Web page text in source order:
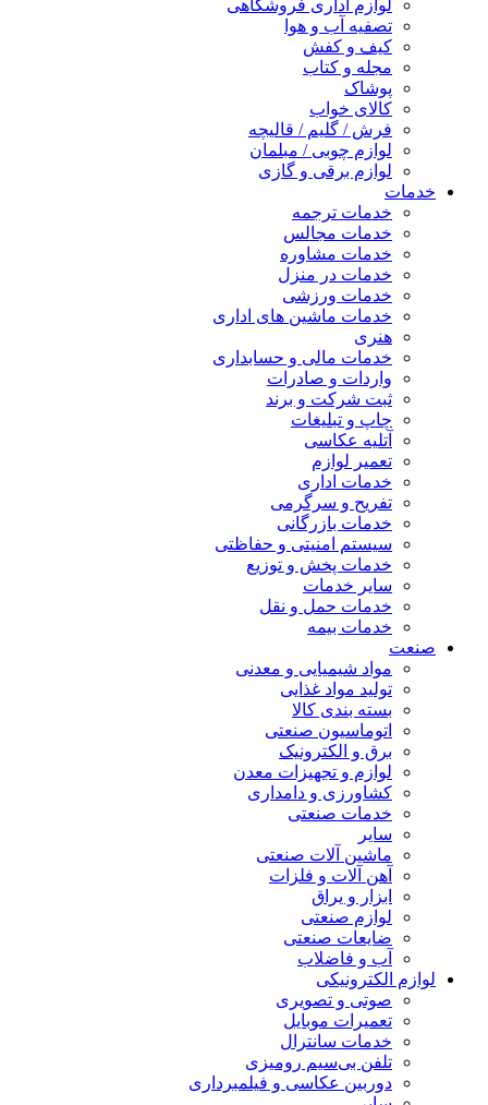
لوازم اداری فروشگاهی
تصفیه آب و هوا
کیف و کفش
مجله و کتاب
پوشاک
کالای خواب
فرش / گلیم / قالیچه
لوازم چوبی / مبلمان
لوازم برقی و گازی
خدمات
خدمات ترجمه
خدمات مجالس
خدمات مشاوره
خدمات در منزل
خدمات ورزشی
خدمات ماشین های اداری
هنری
خدمات مالی و حسابداری
واردات و صادرات
ثبت شرکت و برند
چاپ و تبلیغات
آتلیه عکاسی
تعمیر لوازم
خدمات اداری
تفریح و سرگرمی
خدمات بازرگانی
سیستم امنیتی و حفاظتی
خدمات پخش و توزیع
سایر خدمات
خدمات حمل و نقل
خدمات بیمه
صنعت
مواد شیمیایی و معدنی
تولید مواد غذایی
بسته بندی کالا
اتوماسیون صنعتی
برق و الکترونیک
لوازم و تجهیزات معدن
کشاورزی و دامداری
خدمات صنعتی
سایر
ماشین آلات صنعتی
آهن آلات و فلزات
ابزار و یراق
لوازم صنعتی
ضایعات صنعتی
آب و فاضلاب
لوازم الکترونیکی
صوتی و تصویری
تعمیرات موبایل
خدمات سانترال
تلفن بی‌سیم رومیزی
دوربین عکاسی و فیلمبرداری